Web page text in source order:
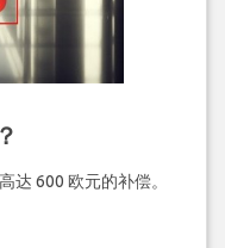
达 600 欧元的补偿。